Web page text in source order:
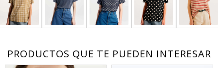
PRODUCTOS QUE TE PUEDEN INTERESAR